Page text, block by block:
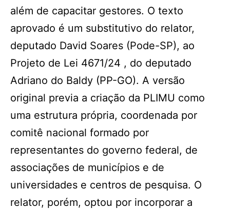
além de capacitar gestores. O texto
aprovado é um substitutivo do relator,
deputado David Soares (Pode-SP), ao
Projeto de Lei 4671/24 , do deputado
Adriano do Baldy (PP-GO). A versão
original previa a criação da PLIMU como
uma estrutura própria, coordenada por
comitê nacional formado por
representantes do governo federal, de
associações de municípios e de
universidades e centros de pesquisa. O
relator, porém, optou por incorporar a